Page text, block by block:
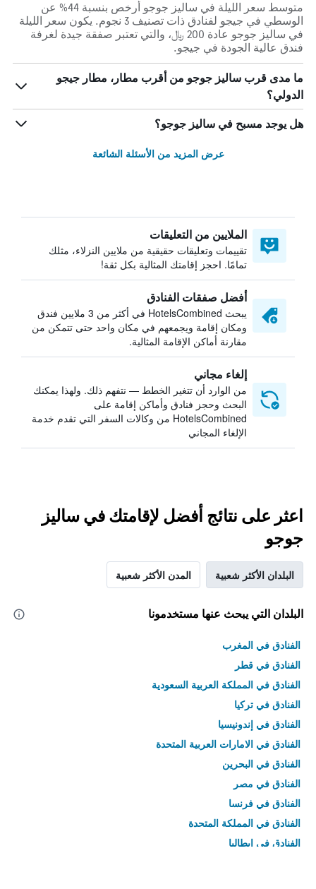
متوسط سعر الليلة في ساليز جوجو أرخص بنسبة 44% عن
الوسطي في جيجو لفنادق ذات تصنيف 3 نجوم. يكون سعر الليلة
في ساليز جوجو عادة 200 ﷼، والتي تعتبر صفقة جيدة لغرفة
فندق عالية الجودة في جيجو.
ما مدى قرب ساليز جوجو من أقرب مطار، مطار جيجو
الدولي؟
هل يوجد مسبح في ساليز جوجو؟
عرض المزيد من الأسئلة الشائعة
الملايين من التعليقات
تقييمات وتعليقات حقيقية من ملايين النزلاء، مثلك
تمامًا. احجز إقامتك المثالية بكل ثقة!
أفضل صفقات الفنادق
يبحث HotelsCombined في أكثر من 3 ملايين فندق
ومكان إقامة ويجمعهم في مكان واحد حتى تتمكن من
مقارنة أماكن الإقامة المثالية.
إلغاء مجاني
من الوارد أن تتغير الخطط — نتفهم ذلك. ولهذا يمكنك
البحث وحجز فنادق وأماكن إقامة على
HotelsCombined من وكالات السفر التي تقدم خدمة
الإلغاء المجاني
اعثر على نتائج أفضل لإقامتك في ساليز
جوجو
البلدان الأكثر شعبية المدن الأكثر شعبية
البلدان التي يبحث عنها مستخدمونا
الفنادق في المغرب
الفنادق في قطر
الفنادق في المملكة العربية السعودية
الفنادق في تركيا
الفنادق في إندونيسيا
الفنادق في الامارات العربية المتحدة
الفنادق في البحرين
الفنادق في مصر
الفنادق في فرنسا
الفنادق في المملكة المتحدة
الفنادق في إيطاليا